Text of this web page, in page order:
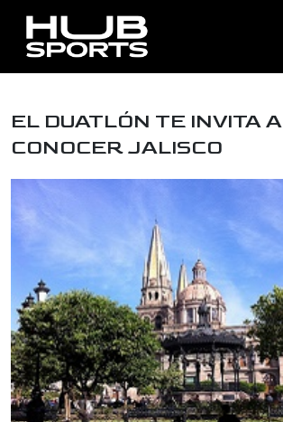
EL DUATLÓN TE INVITA A
CONOCER JALISCO